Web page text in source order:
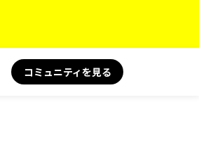
コミュニティを見る